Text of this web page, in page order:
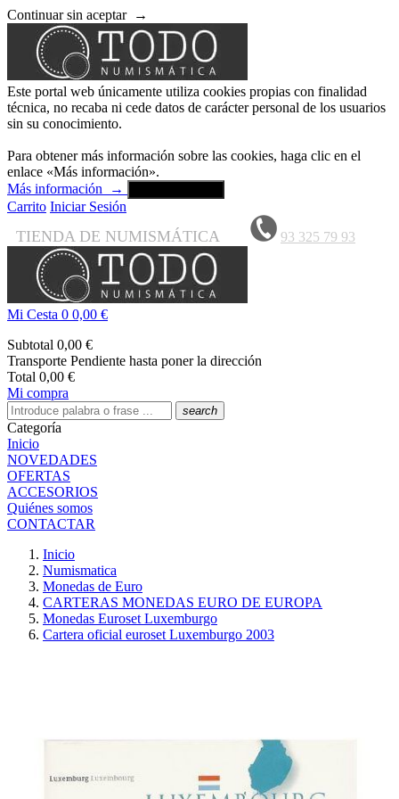
Continuar sin aceptar →
Este portal web únicamente utiliza cookies propias con finalidad
técnica, no recaba ni cede datos de carácter personal de los usuarios
sin su conocimiento.
Para obtener más información sobre las cookies, haga clic en el
enlace «Más información».
Más información
→
Carrito Iniciar Sesión
TIENDA DE NUMISMÁTICA 93 325 79 93
Mi Cesta 0 0,00 €
Subtotal 0,00 €
Transporte Pendiente hasta poner la dirección
Total 0,00 €
Mi compra
search
Categoría
Inicio
NOVEDADES
OFERTAS
ACCESORIOS
Quiénes somos
CONTACTAR
Inicio
Numismatica
Monedas de Euro
CARTERAS MONEDAS EURO DE EUROPA
Monedas Euroset Luxemburgo
Cartera oficial euroset Luxemburgo 2003